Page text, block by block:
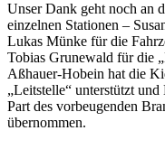
Unser Dank geht noch an
einzelnen Stationen –
Lukas Münke für die
Tobias Grunewald für die
Aßhauer-Hobein hat die
„Leitstelle“ unterstützt
Part des vorbeugenden
übernommen.